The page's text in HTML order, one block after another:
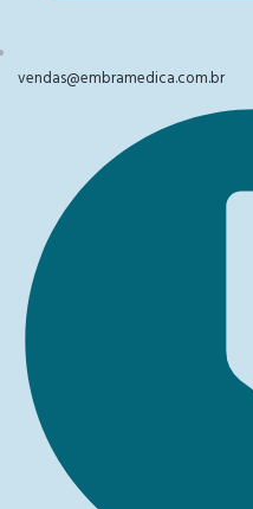
vendas@embramedica.com.br